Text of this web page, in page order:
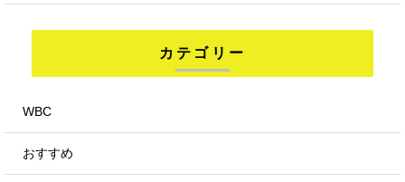
カテゴリー
WBC
おすすめ